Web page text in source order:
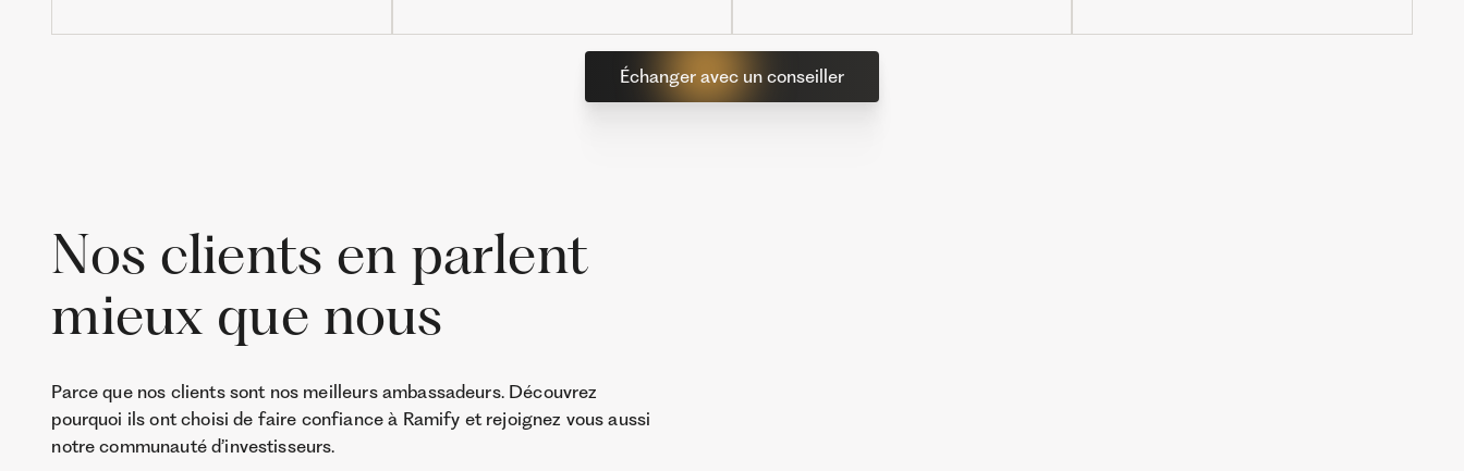
Échanger avec un conseiller
Nos clients en parlent
mieux que nous
Parce que nos clients sont nos meilleurs ambassadeurs. Découvrez
pourquoi ils ont choisi de faire confiance à Ramify et rejoignez vous aussi
notre communauté d’investisseurs.